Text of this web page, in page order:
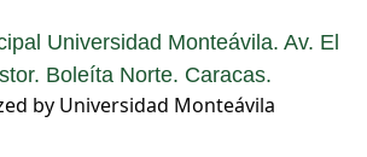
Universidad Monteávila. Av. El
Boleíta Norte. Caracas.
by Universidad Monteávila